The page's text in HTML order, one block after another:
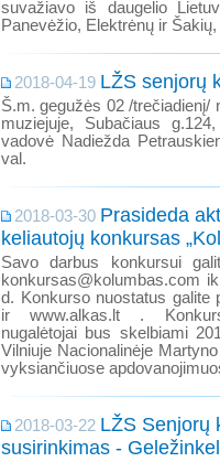
suvažiavo iš daugelio
Panevėžio, Elektrėnų ir
2018-04-19 LŽS senjorų
Š.m. gegužės 02 /
muziejuje, Subačiaus
vadovė Nadiežda
val.
2018-03-30 Prasideda
keliautojų konkursas
Savo darbus konkursui
konkursas@kolumbas.com
d. Konkurso nuostatus galite
ir www.alkas.lt .
nugalėtojai bus skelbiami
Vilniuje Nacionalinėje
vyksiančiuose
2018-03-22 LŽS Senjorų
susirinkimas -